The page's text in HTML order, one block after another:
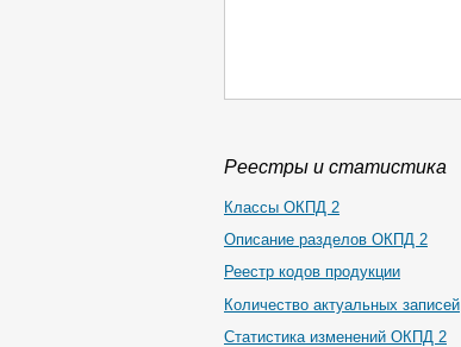
Реестры и статистика
Классы ОКПД 2
Описание разделов ОКПД 2
Реестр кодов продукции
Количество актуальных записей
Статистика изменений ОКПД 2